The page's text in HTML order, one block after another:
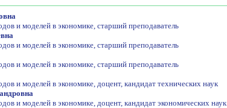
и моделей в экономике, старший преподаватель
и моделей в экономике, старший преподаватель
и моделей в экономике, старший преподаватель
и моделей в экономике, доцент, кандидат технических наук
и моделей в экономике, доцент, кандидат экономических наук